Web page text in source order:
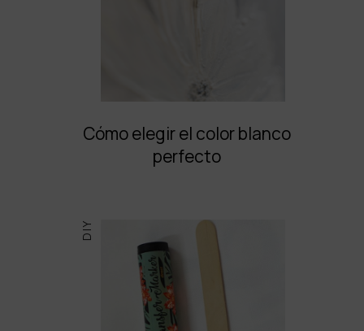
Cómo elegir el color blanco
perfecto
DIY